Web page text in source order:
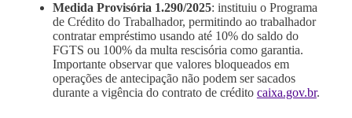
Medida Provisória 1.290/2025: instituiu o Programa
de Crédito do Trabalhador, permitindo ao trabalhador
contratar empréstimo usando até 10% do saldo do
FGTS ou 100% da multa rescisória como garantia.
Importante observar que valores bloqueados em
operações de antecipação não podem ser sacados
durante a vigência do contrato de crédito caixa.gov.br.